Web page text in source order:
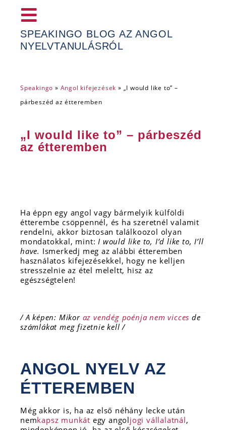
SPEAKINGO BLOG AZ ANGOL
NYELVTANULÁSRÓL
Speakingo » Angol kifejezések »
„I would like to” –
párbeszéd az étteremben
„I would like to” – párbeszéd
az étteremben
Ha éppn egy angol vagy bármelyik külföldi
étterembe csöppennél, és ha szeretnél valamit
rendelni, akkor biztosan találkoozol olyan
mondatokkal, mint:I would like to, I’d like to, I’ll
have. Ismerkedj meg az alábbi étteremben
használatos kifejezésekkel, hogy ne kelljen
stresszelnie az étel meleltt, hisz az
egészségtelen!
/ A képen: Mikoraz vendég poénja nem vicces de
számlákat meg fizetnie kell /
ANGOL NYELV AZ
ÉTTEREMBEN
Még akkor is, ha az első néhány lecke után
nemkapsz munkát egy angoljogi vállalatnál,